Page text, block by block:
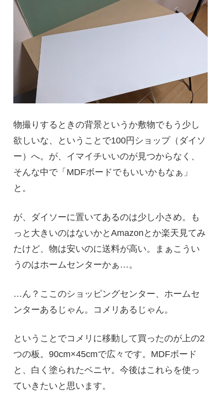
物撮りするときの背景というか敷物でもう少し
欲しいな、ということで100円ショップ（ダイソ
ー）へ。が、イマイチいいのが見つからなく、
そんな中で「MDFボードでもいいかもなぁ」
と。
が、ダイソーに置いてあるのは少し小さめ。も
っと大きいのはないかとAmazonとか楽天見てみ
たけど、物は安いのに送料が高い。まぁこうい
うのはホームセンターかぁ…。
…ん？ここのショッピングセンター、ホームセ
ンターあるじゃん。コメリあるじゃん。
ということでコメリに移動して買ったのが上の2
つの板。90cm×45cmで広々です。MDFボード
と、白く塗られたベニヤ。今後はこれらを使っ
ていきたいと思います。